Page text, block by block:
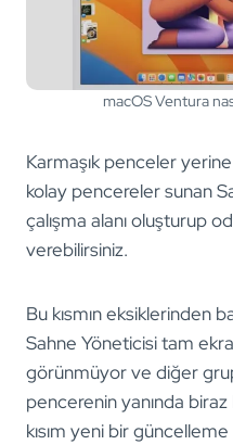
macOS Ventura
Karmaşık penceler
kolay pencereler sunan
çalışma alanı oluşturup
verebilirsiniz.
Bu kısmın eksiklerinden
Sahne Yöneticisi tam
görünmüyor ve diğer
pencerenin yanında
kısım yeni bir